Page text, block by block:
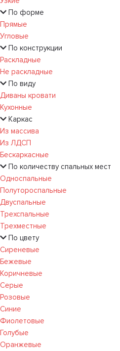
По форме
Прямые
Угловые
По конструкции
Раскладные
Не раскладные
По виду
Диваны кровати
Кухонные
Каркас
Из массива
Из ЛДСП
Бескаркасные
По количеству спальных мест
Односпальные
Полутороспальные
Двуспальные
Трехспальные
Трехместные
По цвету
Сиреневые
Бежевые
Коричневые
Серые
Розовые
Синие
Фиолетовые
Голубые
Оранжевые